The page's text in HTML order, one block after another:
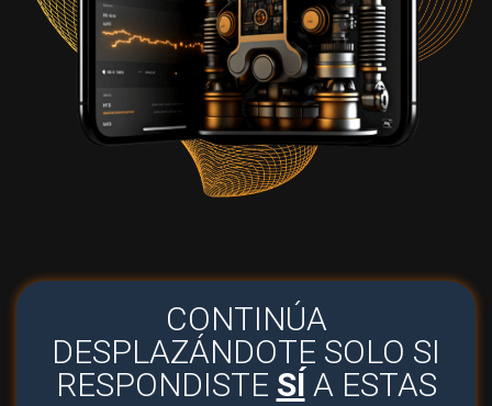
CONTINÚA
DESPLAZÁNDOTE SOLO SI
RESPONDISTE SÍ A ESTAS